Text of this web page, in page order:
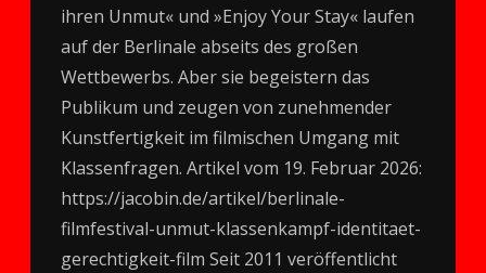
ihren Unmut« und »Enjoy Your Stay« laufen
auf der Berlinale abseits des großen
Wettbewerbs. Aber sie begeistern das
Publikum und zeugen von zunehmender
Kunstfertigkeit im filmischen Umgang mit
Klassenfragen. Artikel vom 19. Februar 2026:
https://jacobin.de/artikel/berlinale-
filmfestival-unmut-klassenkampf-identitaet-
gerechtigkeit-film Seit 2011 veröffentlicht